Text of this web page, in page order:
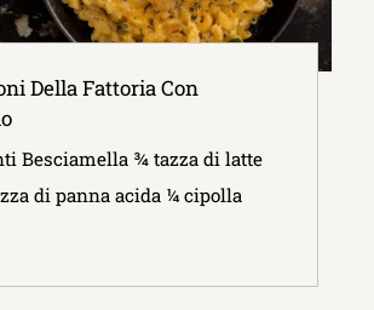
Della Fattoria Con
Besciamella ¾ tazza di latte
di panna acida ¼ cipolla